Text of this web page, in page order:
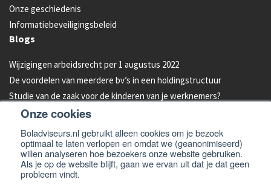
Onze cookies
Boladviseurs.nl gebruikt alleen cookies om je bezoek
optimaal te laten verlopen en omdat we (geanonimiseerd)
willen analyseren hoe bezoekers onze website gebruiken.
Als je op de website blijft, gaan we ervan uit dat je dat geen
probleem vindt.
Onze geschiedenis
Informatiebeveiligingsbeleid
Blogs
Wijzigingen arbeidsrecht per 1 augustus 2022
De voordelen van meerdere bv’s in een holdingstructuur
Studie van de zaak voor de kinderen van je werknemers?
Energielabel C vanaf 2023 verplicht voor kantoren
Aandelen van je bedrijf overdragen aan je kind: hoe werkt dat?
Bleeders omzetten in feeders: zo doe je dat!